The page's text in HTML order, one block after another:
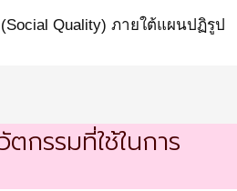
Quality) ภายใต้แผนปฏิรูป
กรรมที่ใช้ในการ